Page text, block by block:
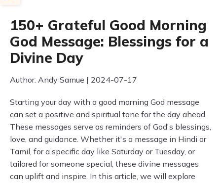
150+ Grateful Good Morning
God Message: Blessings for a
Divine Day
Author: Andy Samue | 2024-07-17
Starting your day with a good morning God message
can set a positive and spiritual tone for the day ahead.
These messages serve as reminders of God's blessings,
love, and guidance. Whether it's a message in Hindi or
Tamil, for a specific day like Saturday or Tuesday, or
tailored for someone special, these divine messages
can uplift and inspire. In this article, we will explore